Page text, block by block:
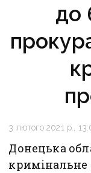
до
3 лютого 2021 р.,
Донецька
кримінальне